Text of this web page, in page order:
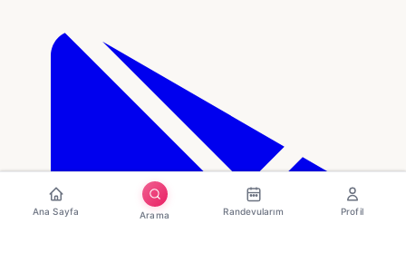
Ana Sayfa Arama Randevularım Profil